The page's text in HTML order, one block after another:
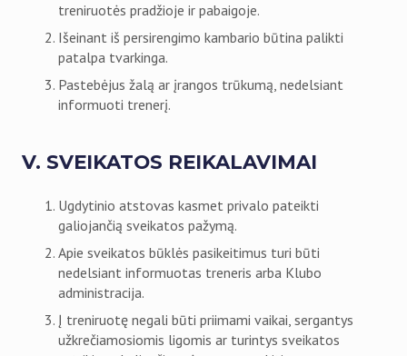
treniruotės pradžioje ir pabaigoje.
Išeinant iš persirengimo kambario būtina palikti
patalpa tvarkinga.
Pastebėjus žalą ar įrangos trūkumą, nedelsiant
informuoti trenerį.
V. SVEIKATOS REIKALAVIMAI
Ugdytinio atstovas kasmet privalo pateikti
galiojančią sveikatos pažymą.
Apie sveikatos būklės pasikeitimus turi būti
nedelsiant informuotas treneris arba Klubo
administracija.
Į treniruotę negali būti priimami vaikai, sergantys
užkrečiamosiomis ligomis ar turintys sveikatos